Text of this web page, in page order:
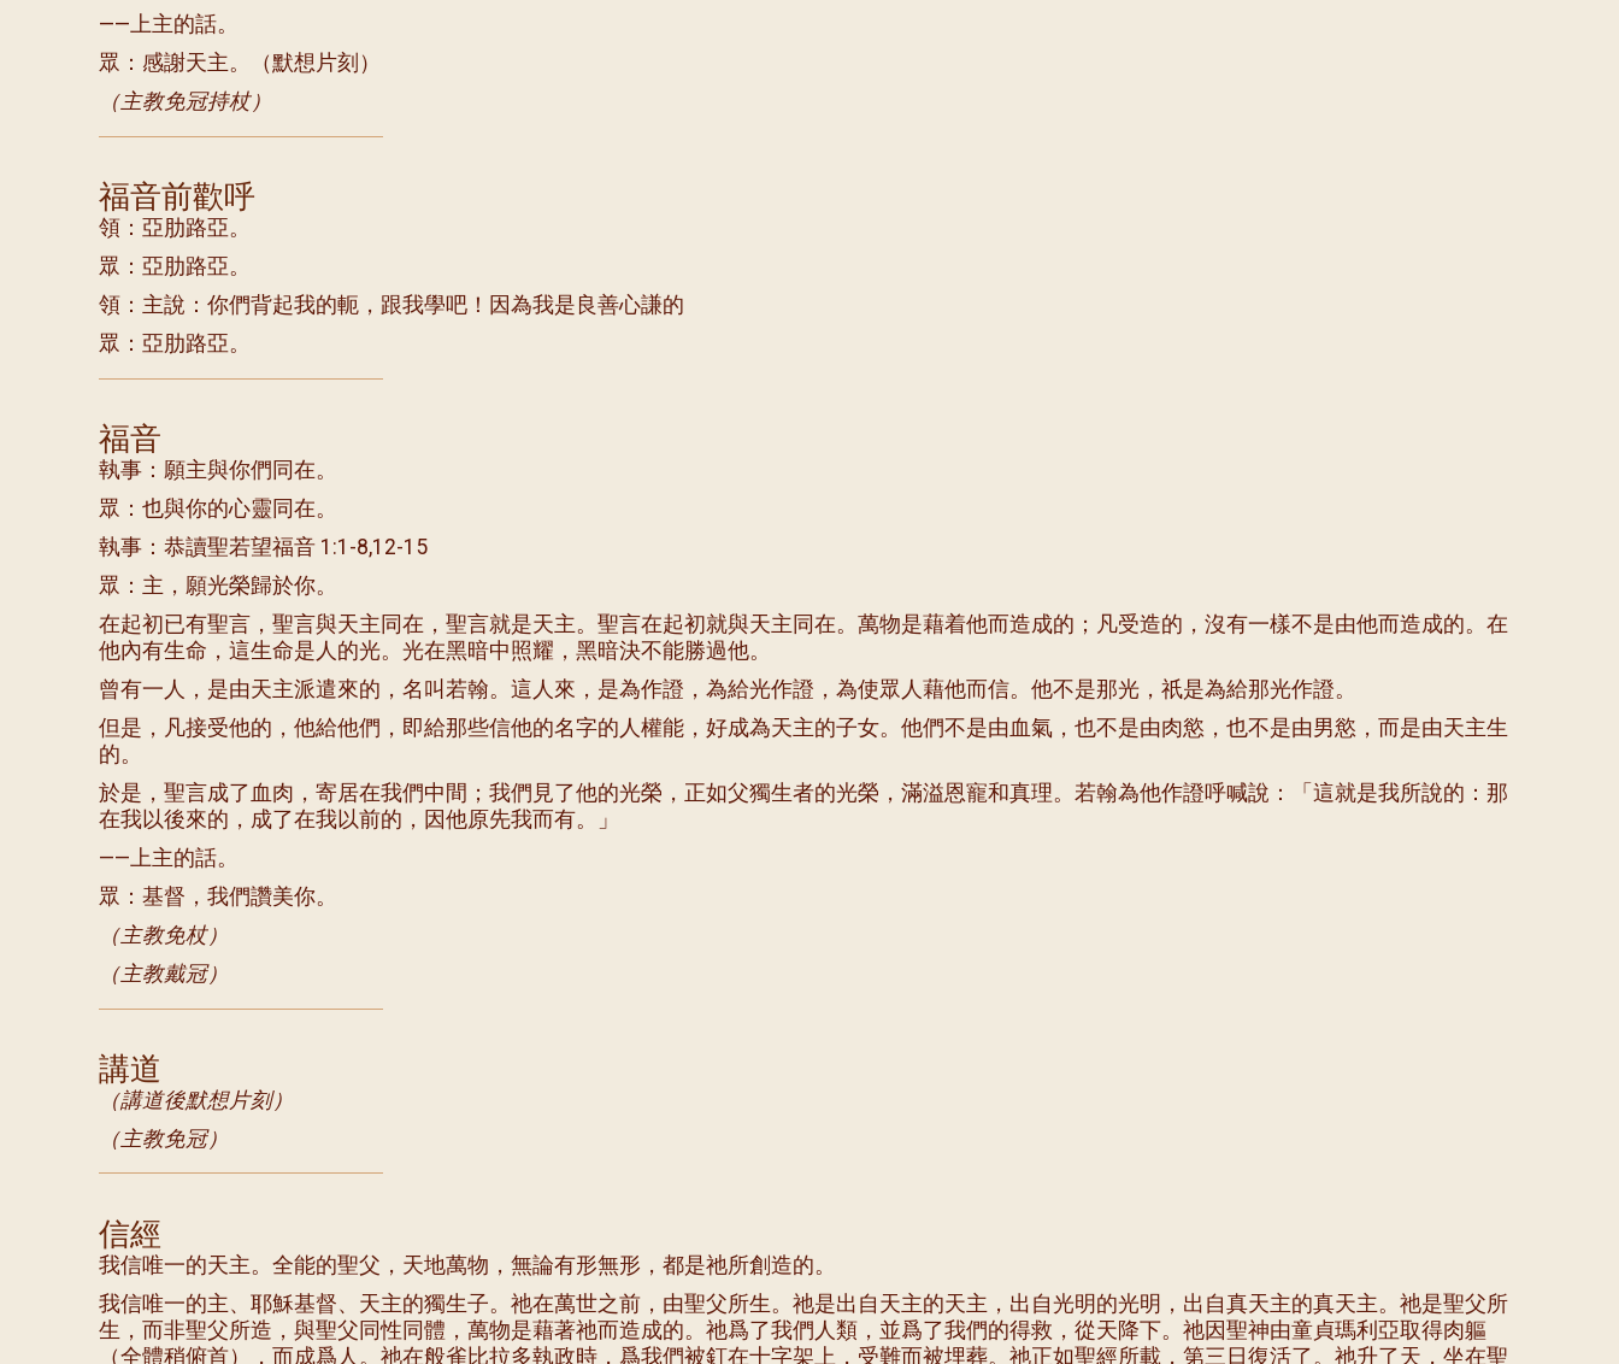
——上主的話。
眾：感謝天主。（默想片刻）
（主教免冠持杖）
福音前歡呼
領：亞肋路亞。
眾：亞肋路亞。
領：主說：你們背起我的軛，跟我學吧！因為我是良善心謙的
眾：亞肋路亞。
福音
執事：願主與你們同在。
眾：也與你的心靈同在。
執事：恭讀聖若望福音 1:1-8,12-15
眾：主，願光榮歸於你。
在起初已有聖言，聖言與天主同在，聖言就是天主。聖言在起初就與天主同在。萬物是藉着他而造成的；凡受造的，沒有一樣不是由他而造成的。在
他內有生命，這生命是人的光。光在黑暗中照耀，黑暗決不能勝過他。
曾有一人，是由天主派遣來的，名叫若翰。這人來，是為作證，為給光作證，為使眾人藉他而信。他不是那光，祇是為給那光作證。
但是，凡接受他的，他給他們，即給那些信他的名字的人權能，好成為天主的子女。他們不是由血氣，也不是由肉慾，也不是由男慾，而是由天主生
的。
於是，聖言成了血肉，寄居在我們中間；我們見了他的光榮，正如父獨生者的光榮，滿溢恩寵和真理。若翰為他作證呼喊說：「這就是我所說的：那
在我以後來的，成了在我以前的，因他原先我而有。」
——上主的話。
眾：基督，我們讚美你。
（主教免杖）
（主教戴冠）
講道
（講道後默想片刻）
（主教免冠）
信經
我信唯一的天主。全能的聖父，天地萬物，無論有形無形，都是祂所創造的。
我信唯一的主、耶穌基督、天主的獨生子。祂在萬世之前，由聖父所生。祂是出自天主的天主，出自光明的光明，出自真天主的真天主。祂是聖父所
生，而非聖父所造，與聖父同性同體，萬物是藉著祂而造成的。祂爲了我們人類，並爲了我們的得救，從天降下。祂因聖神由童貞瑪利亞取得肉軀
（全體稍俯首），而成爲人。祂在般雀比拉多執政時，爲我們被釘在十字架上，受難而被埋葬。祂正如聖經所載，第三日復活了。祂升了天，坐在聖